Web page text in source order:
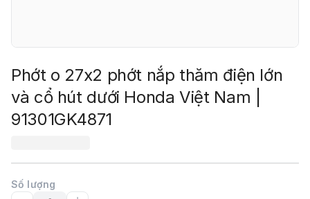
Phớt o 27x2 phớt nắp thăm điện lớn
và cổ hút dưới Honda Việt Nam |
91301GK4871
Số lượng